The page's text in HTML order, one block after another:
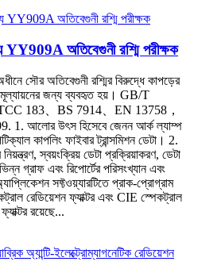
YY909A অতিবেগুনী রশ্মি পরীক্ষক
অধীনে সৌর অতিবেগুনী রশ্মির বিরুদ্ধে কাপড়ের
মূল্যায়নের জন্য ব্যবহৃত হয়। GB/T
183、BS 7914、EN 13758，
1. আলোর উৎস হিসেবে জেনন আর্ক ল্যাম্প
কাপলিং ফাইবার ট্রান্সমিশন ডেটা। 2.
স্বয়ংক্রিয় ডেটা প্রক্রিয়াকরণ, ডেটা
গ্রাফ এবং রিপোর্টের পরিসংখ্যান এবং
সফ্টওয়্যারটিতে প্রাক-প্রোগ্রাম
রেডিয়েশন ফ্যাক্টর এবং CIE স্পেকট্রাল
রয়েছে...